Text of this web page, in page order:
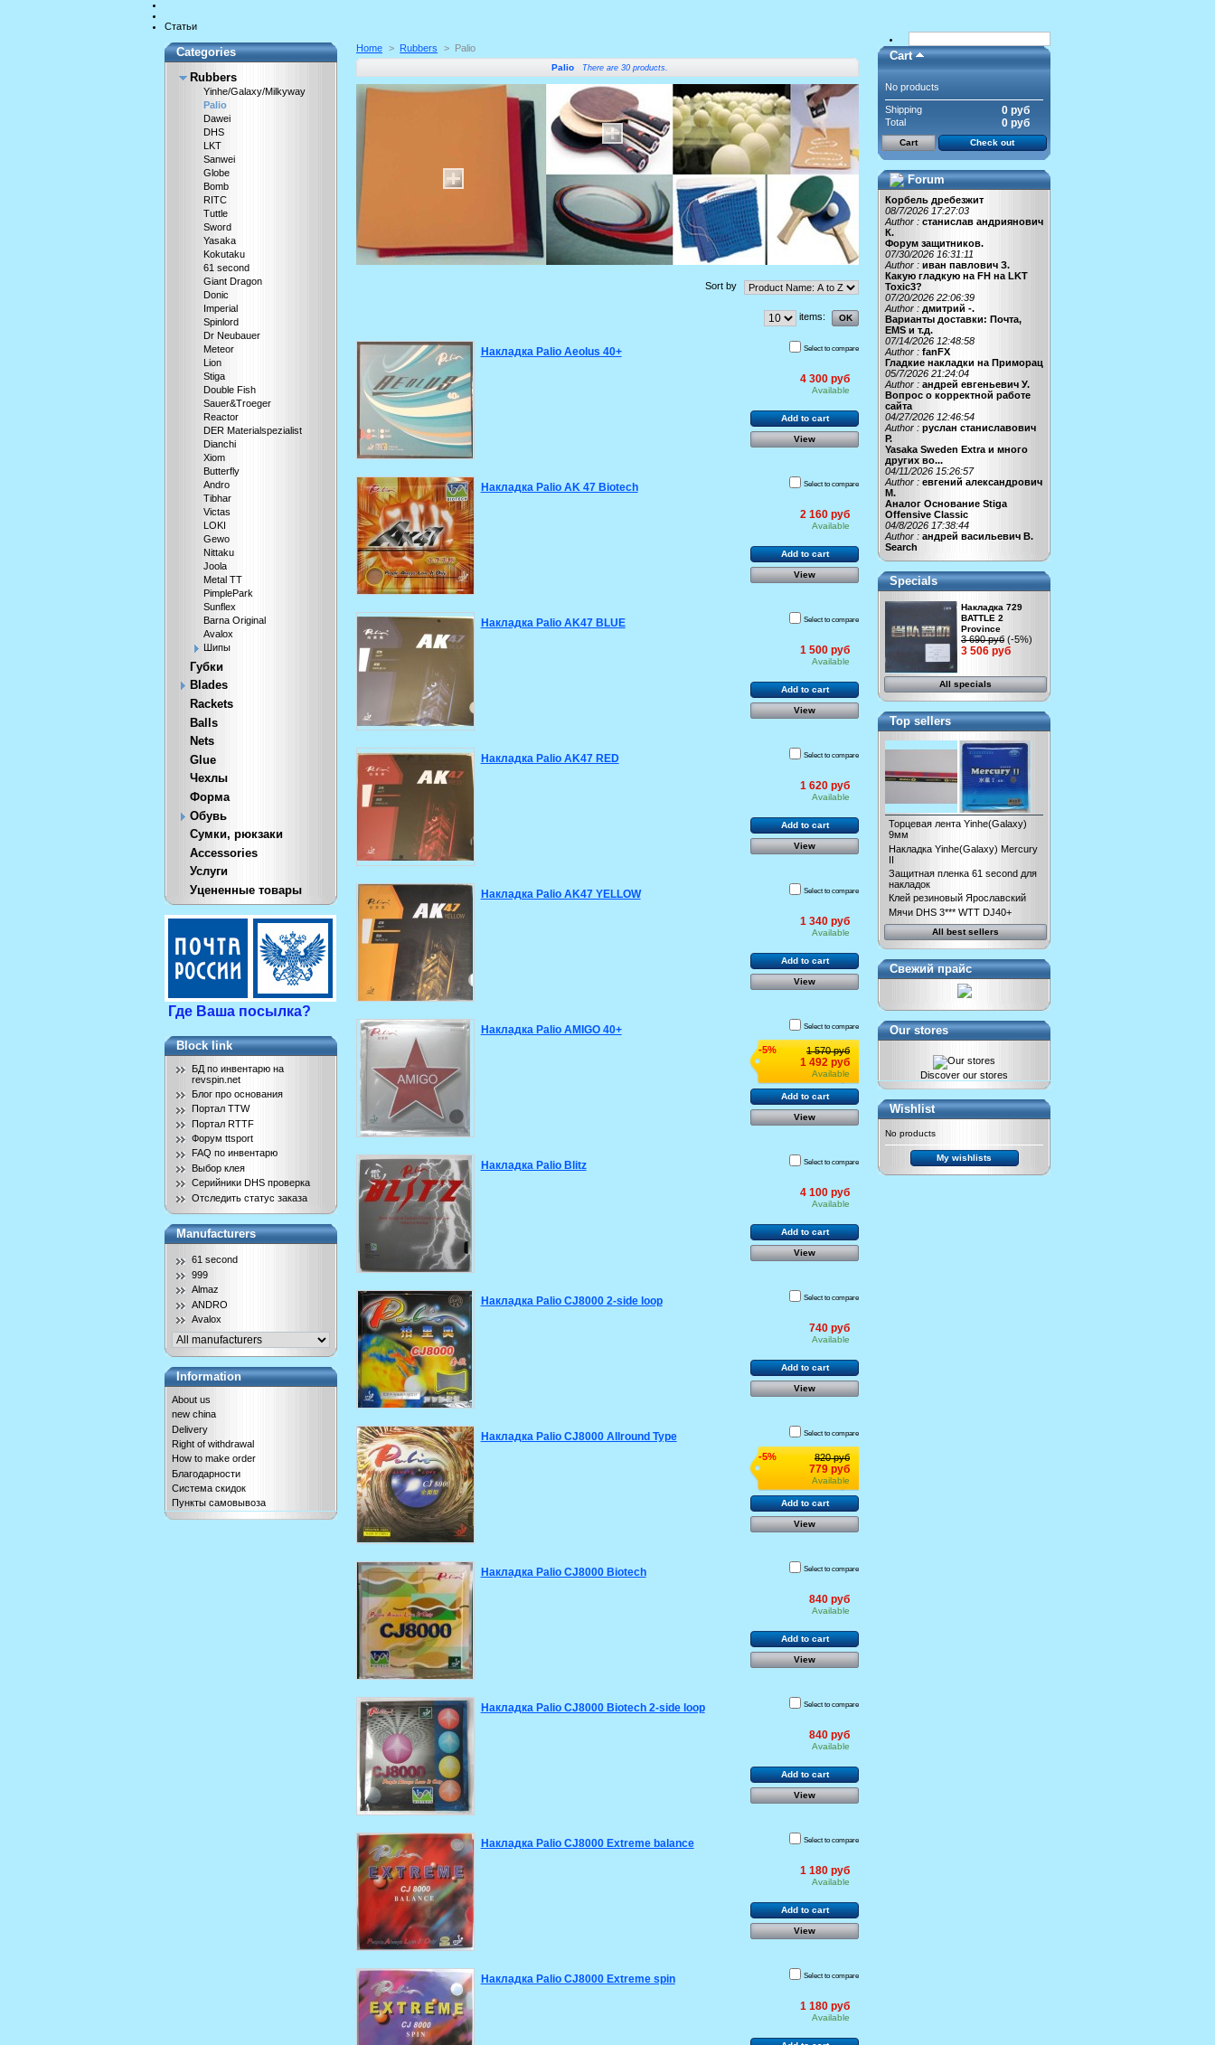
Статьи
Categories
Rubbers
Yinhe/Galaxy/Milkyway
Palio
Dawei
DHS
LKT
Sanwei
Globe
Bomb
RITC
Tuttle
Sword
Yasaka
Kokutaku
61 second
Giant Dragon
Donic
Imperial
Spinlord
Dr Neubauer
Meteor
Lion
Stiga
Double Fish
Sauer&Troeger
Reactor
DER Materialspezialist
Dianchi
Xiom
Butterfly
Andro
Tibhar
Victas
LOKI
Gewo
Nittaku
Joola
Metal TT
PimplePark
Sunflex
Barna Original
Avalox
Шипы
Губки
Blades
Rackets
Balls
Nets
Glue
Чехлы
Форма
Обувь
Сумки, рюкзаки
Accessories
Услуги
Уцененные товары
Где Ваша посылка?
Block link
БД по инвентарю на
revspin.net
Блог про основания
Портал TTW
Портал RTTF
Форум ttsport
FAQ по инвентарю
Выбор клея
Серийники DHS проверка
Отследить статус заказа
Manufacturers
61 second
999
Almaz
ANDRO
Avalox
Information
About us
new china
Delivery
Right of withdrawal
How to make order
Благодарности
Система скидок
Пункты самовывоза
Home > Rubbers > Palio
Palio There are 30 products.
Sort by
items:
Накладка Palio Aeolus 40+ Select to compare
4 300 руб
Available
Add to cart
View
Накладка Palio AK 47 Biotech Select to compare
2 160 руб
Available
Add to cart
View
Накладка Palio AK47 BLUE Select to compare
1 500 руб
Available
Add to cart
View
Накладка Palio AK47 RED Select to compare
1 620 руб
Available
Add to cart
View
Накладка Palio AK47 YELLOW Select to compare
1 340 руб
Available
Add to cart
View
Накладка Palio AMIGO 40+ Select to compare
1 570 руб
-5%
1 492 руб
Available
Add to cart
View
Накладка Palio Blitz Select to compare
4 100 руб
Available
Add to cart
View
Накладка Palio CJ8000 2-side loop Select to compare
740 руб
Available
Add to cart
View
Накладка Palio CJ8000 Allround Type Select to compare
820 руб
-5%
779 руб
Available
Add to cart
View
Накладка Palio CJ8000 Biotech Select to compare
840 руб
Available
Add to cart
View
Накладка Palio CJ8000 Biotech 2-side loop Select to compare
840 руб
Available
Add to cart
View
Накладка Palio CJ8000 Extreme balance Select to compare
1 180 руб
Available
Add to cart
View
Накладка Palio CJ8000 Extreme spin Select to compare
1 180 руб
Available
Cart
No products
Shipping 0 руб
Total 0 руб
Cart Check out
Forum
Корбель дребезжит
08/7/2026 17:27:03
Author : станислав андриянович
К.
Форум защитников.
07/30/2026 16:31:11
Author : иван павлович З.
Какую гладкую на FH на LKT
Toxic3?
07/20/2026 22:06:39
Author : дмитрий -.
Варианты доставки: Почта,
EMS и т.д.
07/14/2026 12:48:58
Author : fanFX
Гладкие накладки на Приморац
05/7/2026 21:24:04
Author : андрей евгеньевич У.
Вопрос о корректной работе
сайта
04/27/2026 12:46:54
Author : руслан станиславович
Р.
Yasaka Sweden Extra и много
других во...
04/11/2026 15:26:57
Author : евгений александрович
М.
Аналог Основание Stiga
Offensive Classic
04/8/2026 17:38:44
Author : андрей васильевич В.
Search
Specials
Накладка 729
BATTLE 2
Province
3 690 руб (-5%)
3 506 руб
All specials
Top sellers
Торцевая лента Yinhe(Galaxy)
9мм
Накладка Yinhe(Galaxy) Mercury
II
Защитная пленка 61 second для
накладок
Клей резиновый Ярославский
Мячи DHS 3*** WTT DJ40+
All best sellers
Свежий прайс
Our stores
Discover our stores
Wishlist
No products
My wishlists